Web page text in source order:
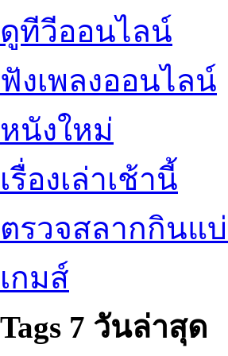
ดูทีวีออนไลน์
ฟังเพลงออนไลน์
หนังใหม่
เรื่องเล่าเช้านี้
ตรวจสลากกินแ
เกมส์
Tags 7 วันล่าสุด